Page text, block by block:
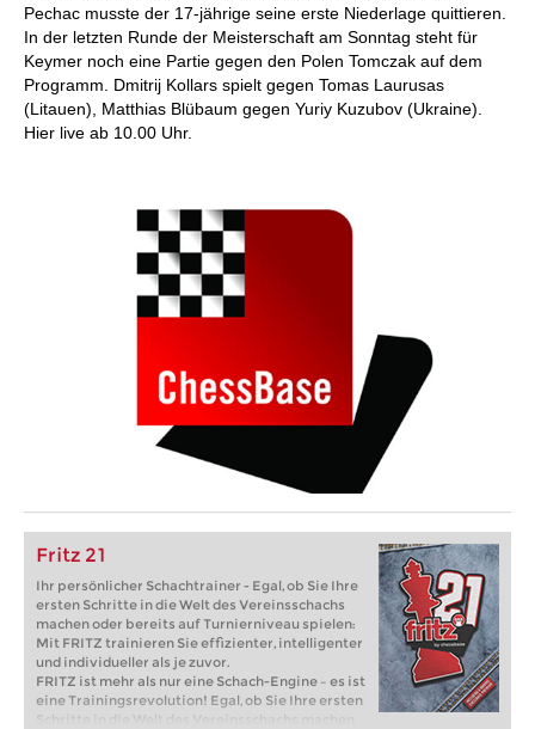
Pechac musste der 17-jährige seine erste Niederlage quittieren.
In der letzten Runde der Meisterschaft am Sonntag steht für
Keymer noch eine Partie gegen den Polen Tomczak auf dem
Programm. Dmitrij Kollars spielt gegen Tomas Laurusas
(Litauen), Matthias Blübaum gegen Yuriy Kuzubov (Ukraine).
Hier live ab 10.00 Uhr.
Fritz 21
Ihr persönlicher Schachtrainer - Egal, ob Sie Ihre
ersten Schritte in die Welt des Vereinsschachs
machen oder bereits auf Turnierniveau spielen:
Mit FRITZ trainieren Sie effizienter, intelligenter
und individueller als je zuvor.
FRITZ ist mehr als nur eine Schach-Engine – es ist
eine Trainingsrevolution! Egal, ob Sie Ihre ersten
Schritte in die Welt des Vereinsschachs machen